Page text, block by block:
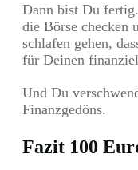
Dann bist Du
die Börse checken
schlafen gehen,
für Deinen
Und Du
Finanzgedöns.
Fazit 100